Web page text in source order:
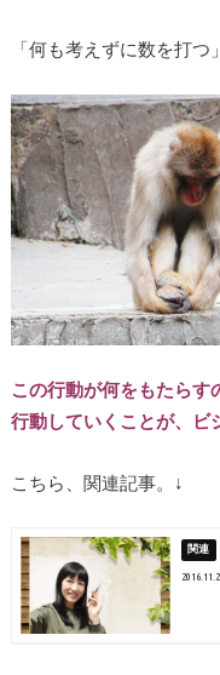
「何も考えずに数を打つ
この行動が何をもたらす
行動していくことが、ビ
こちら、関連記事。↓